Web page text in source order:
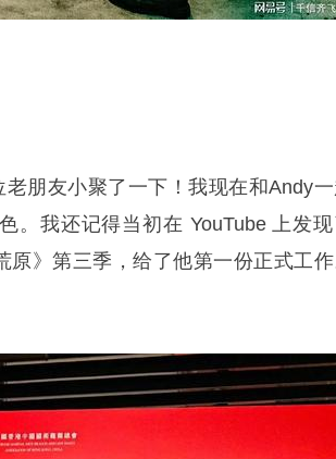
朋友小聚了一下！我现在和Andy
。我还记得当初在 YouTube 上发
原》第三季，给了他第一份正式工